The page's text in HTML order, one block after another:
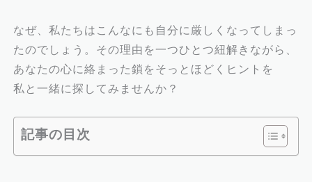
なぜ、私たちはこんなにも自分に厳しくなってしまっ
たのでしょう。その理由を一つひとつ紐解きながら、
あなたの心に絡まった鎖をそっとほどくヒントを
私と一緒に探してみませんか？
記事の目次